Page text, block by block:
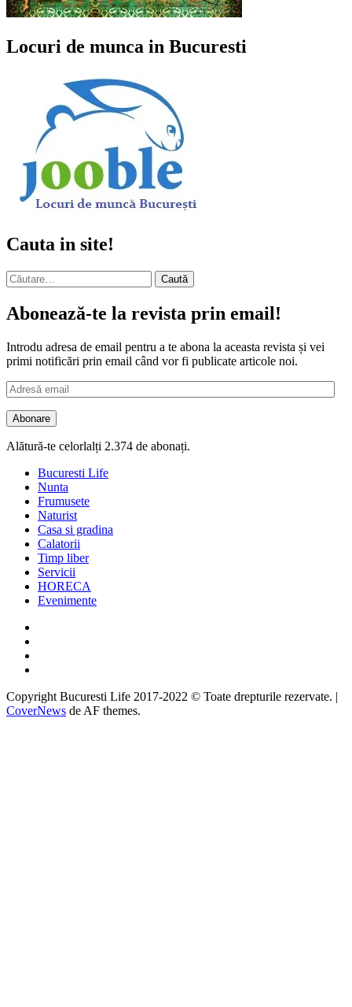
Locuri de munca in Bucuresti
Cauta in site!
Caută
după:
Abonează-te la revista prin email!
Introdu adresa de email pentru a te abona la aceasta revista și vei
primi notificări prin email când vor fi publicate articole noi.
Adresă
email
Abonare
Alătură-te celorlalți 2.374 de abonați.
Bucuresti Life
Nunta
Frumusete
Naturist
Casa si gradina
Calatorii
Timp liber
Servicii
HORECA
Evenimente
Copyright Bucuresti Life 2017-2022 © Toate drepturile rezervate. |
CoverNews de AF themes.